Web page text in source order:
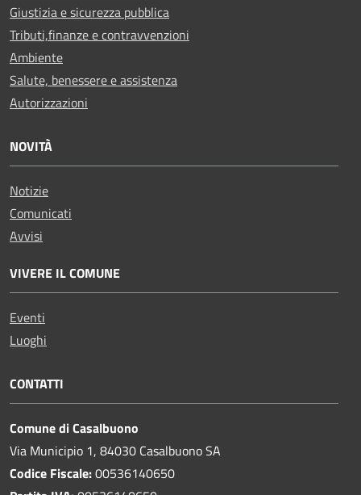
Giustizia e sicurezza pubblica
Tributi,finanze e contravvenzioni
Ambiente
Salute, benessere e assistenza
Autorizzazioni
NOVITÀ
Notizie
Comunicati
Avvisi
VIVERE IL COMUNE
Eventi
Luoghi
CONTATTI
Comune di Casalbuono
Via Municipio 1, 84030 Casalbuono SA
Codice Fiscale:00536140650